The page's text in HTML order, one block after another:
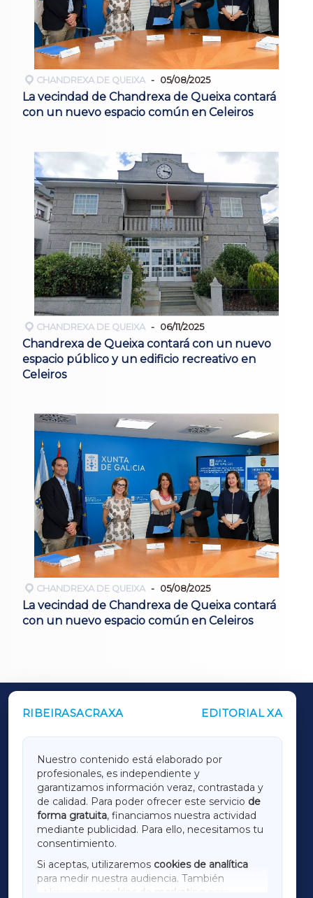
CHANDREXA DE QUEIXA 05/08/2025
La vecindad de Chandrexa de Queixa contará
con un nuevo espacio común en Celeiros
CHANDREXA DE QUEIXA 06/11/2025
Chandrexa de Queixa contará con un nuevo
espacio público y un edificio recreativo en
Celeiros
CHANDREXA DE QUEIXA 05/08/2025
La vecindad de Chandrexa de Queixa contará
con un nuevo espacio común en Celeiros
RIBEIRASACRAXA EDITORIAL XA
Nuestro contenido está elaborado por
profesionales, es independiente y
garantizamos información veraz, contrastada y
de calidad. Para poder ofrecer este servicio de
forma gratuita, financiamos nuestra actividad
mediante publicidad. Para ello, necesitamos tu
consentimiento.
Si aceptas, utilizaremos cookies de analítica
para medir nuestra audiencia. También
utilizaremos
cookies de marketing
OUTROS PERIÓDICOS
LUGOXA
TERRACHAXA
AMARIÑAXA